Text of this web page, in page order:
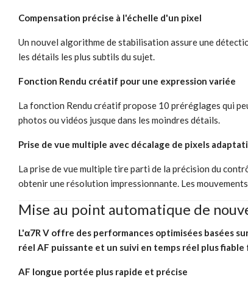
Compensation précise à l'échelle d'un pixel
Un nouvel algorithme de stabilisation assure une
les détails les plus subtils du sujet.
Fonction Rendu créatif pour une expression variée
La fonction Rendu créatif propose 10 préréglages qui
photos ou vidéos jusque dans les moindres détails.
Prise de vue multiple avec décalage de pixels
La prise de vue multiple tire parti de la précision du
obtenir une résolution impressionnante. Les
Mise au point automatique de
L'α7R V offre des performances optimisées basées
réel AF puissante et un suivi en temps réel plus
AF longue portée plus rapide et précise